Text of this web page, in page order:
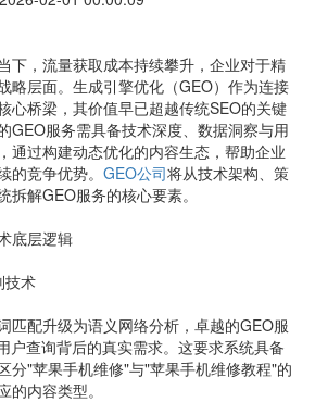
下，流量获取成本持续攀升，企业对于精
略层面。生成引擎优化（GEO）作为连接
心桥梁，其价值早已超越传统SEO的关键
GEO服务需具备技术深度、数据洞察与用
通过构建动态优化的内容生态，帮助企业
的竞争优势。 GEO公司将从技术架构、策
解GEO服务的核心要素。
底层逻辑
技术
匹配升级为语义网络分析，卓越的GEO服
户查询背后的真实需求。这要求系统具备
分"苹果手机维修"与"苹果手机维修教程"的
的内容类型。